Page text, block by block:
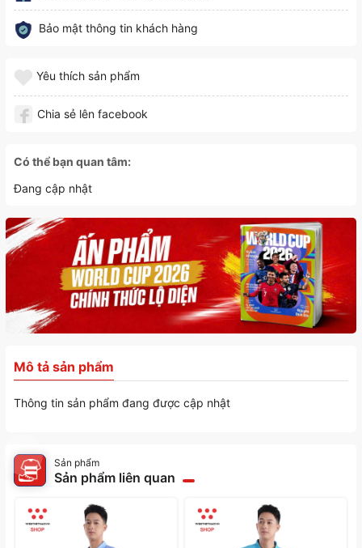
Bảo mật thông tin khách hàng
Yêu thích sản phẩm
Chia sẻ lên facebook
Có thể bạn quan tâm:
Đang cập nhật
Mô tả sản phẩm
Thông tin sản phẩm đang được cập nhật
Sản phẩm
Sản phẩm liên quan